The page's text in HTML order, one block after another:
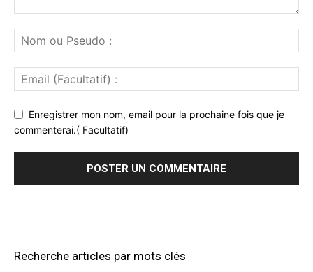
Enregistrer mon nom, email pour la prochaine fois que je
commenterai.( Facultatif)
Recherche articles par mots clés